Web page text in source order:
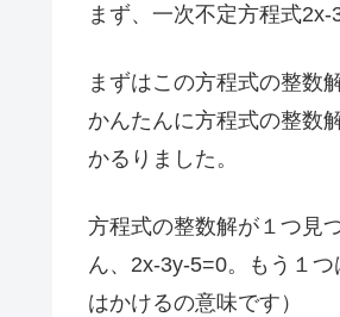
まず、一次不定方程式2x-
まずはこの方程式の整数
かんたんに方程式の整数
かるりました。
方程式の整数解が１つ見
ん、2x-3y-5=0。もう１
はかけるの意味です）